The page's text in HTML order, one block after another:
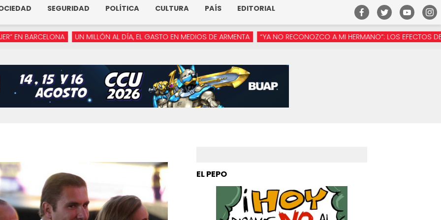
SEGURIDAD POLÍTICA CULTURA PAÍS
EDITORIAL
UN MILLÓN AL DÍA, EL GASTO EN MEDIOS DE ARMENTA “YA NO RECONOZCO A MI HERMANO”: LOS EFECTOS DE LA
EL PEPO